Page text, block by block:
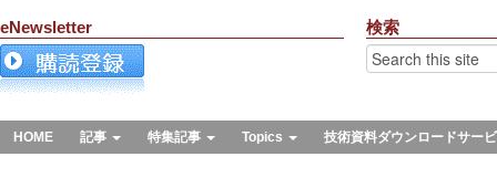
eNewsletter 検索
HOME 記事 特集記事 Topics 技術資料ダウンロードサー